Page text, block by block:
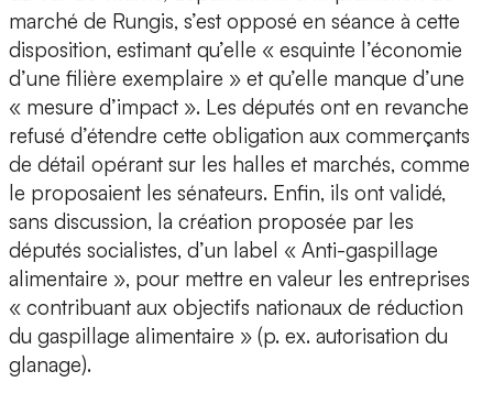
marché de Rungis, s’est opposé en séance à cette
disposition, estimant qu’elle « esquinte l’économie
d’une filière exemplaire » et qu’elle manque d’une
« mesure d’impact ». Les députés ont en revanche
refusé d’étendre cette obligation aux commerçants
de détail opérant sur les halles et marchés, comme
le proposaient les sénateurs. Enfin, ils ont validé,
sans discussion, la création proposée par les
députés socialistes, d’un label « Anti-gaspillage
alimentaire », pour mettre en valeur les entreprises
« contribuant aux objectifs nationaux de réduction
du gaspillage alimentaire » (p. ex. autorisation du
glanage).